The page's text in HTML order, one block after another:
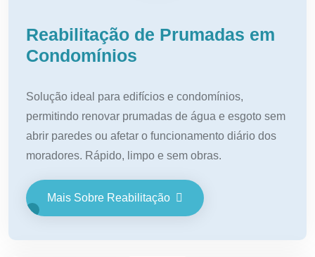
Reabilitação de Prumadas em
Condomínios
Solução ideal para edifícios e condomínios,
permitindo renovar prumadas de água e esgoto sem
abrir paredes ou afetar o funcionamento diário dos
moradores. Rápido, limpo e sem obras.
Mais Sobre Reabilitação